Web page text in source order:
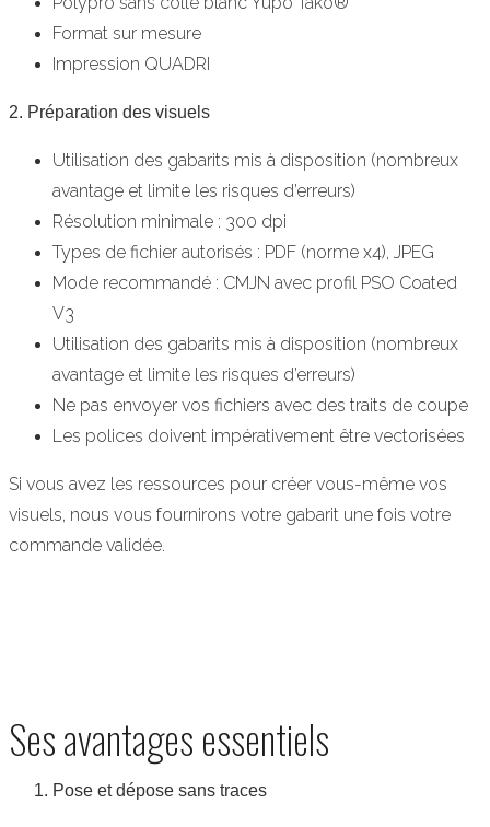
Format sur mesure
Impression QUADRI
2. Préparation des visuels
Utilisation des gabarits mis à disposition (nombreux
avantage et limite les risques d’erreurs)
Résolution minimale : 300 dpi
Types de fichier autorisés : PDF (norme x4), JPEG
Mode recommandé : CMJN avec profil PSO Coated
V3
Utilisation des gabarits mis à disposition (nombreux
avantage et limite les risques d’erreurs)
Ne pas envoyer vos fichiers avec des traits de coupe
Les polices doivent impérativement être vectorisées
Si vous avez les ressources pour créer vous-même vos
visuels, nous vous fournirons votre gabarit une fois votre
commande validée.
Ses avantages essentiels
Pose et dépose sans traces